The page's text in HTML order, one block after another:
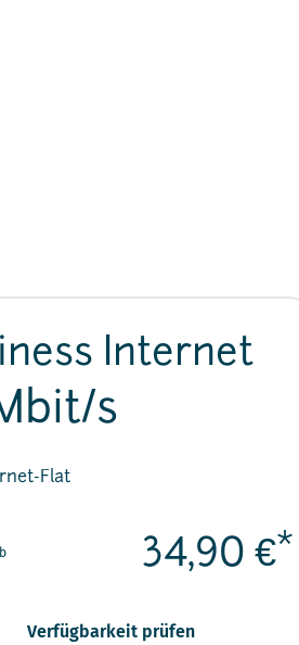
Internet
s
Flat
34,90 €*
Verfügbarkeit prüfen